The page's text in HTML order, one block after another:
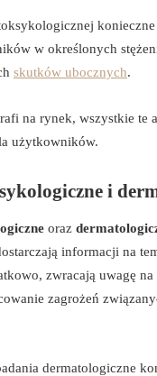
konieczne
w określonych
skutków ubocznych.
na rynek, wszystkie te
użytkowników.
i
oraz
informacji na
zwracają uwagę
zagrożeń
dermatologiczne